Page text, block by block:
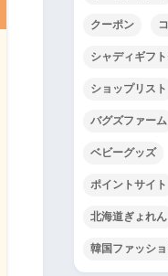
クーポン
シャディギフ
ショップリスト
バグズファーム
ベビーグッズ
ポイントサイト
北海道ぎょれん
韓国ファッシ